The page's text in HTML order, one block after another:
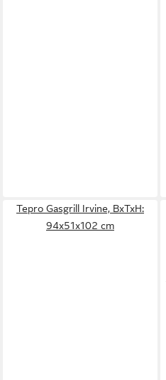
Tepro Gasgrill Irvine, BxTxH:
94x51x102 cm